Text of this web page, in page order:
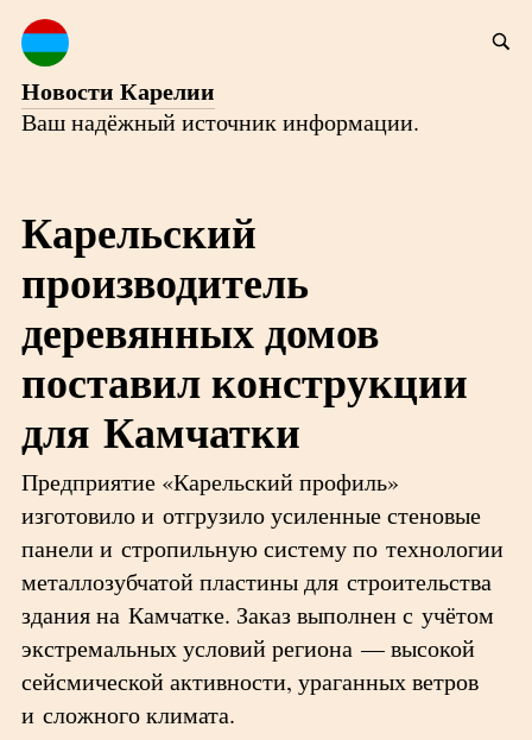
Новости Карелии
Ваш надёжный источник информации.
Карельский
производитель
деревянных домов
поставил конструкции
для Камчатки
Предприятие «Карельский профиль»
изготовило и отгрузило усиленные стеновые
панели и стропильную систему по технологии
металлозубчатой пластины для строительства
здания на Камчатке. Заказ выполнен с учётом
экстремальных условий региона — высокой
сейсмической активности, ураганных ветров
и сложного климата.